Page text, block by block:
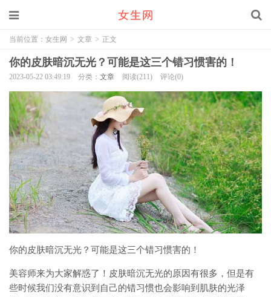
当前位置： 女生网 > 文章 > 正文
你的皮肤暗沉无光？可能是这三个错习惯害的！
2023-05-22 03:49:19 分类： 文章 阅读(211) 评论(0)
你的皮肤暗沉无光？可能是这三个错习惯害的！
美容师来为大家解惑了！皮肤暗沉无光的原因有很多，但是有
些时候我们没有意识到自己的错习惯也会影响到肌肤的光泽